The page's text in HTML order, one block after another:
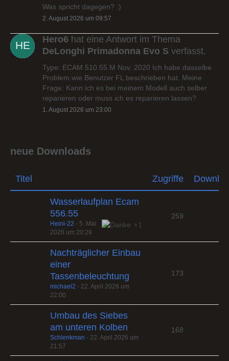
Was spricht dagegen? :)
2. August 2026 um 09:57
Hero6 hat eine Antwort im Thema
DeLonghi Primadonna Evo S verfasst.
Type: ECAM 510.55.M Nov. 2020 Ich habe dasselbe
Problem wie Benutzer FL beschrieben hat. Meine
Frage: Kann ich es bei meinem Modell auch selber
reparieren oder muss ich es reparieren lassen?
1. August 2026 um 23:00
neue Downloads
Titel Zugriffe
Wasserlaufplan Ecam
556.55
1
Heini-22 - 5. Mai
2026 um 20:28
259
Nachträglicher Einbau
einer
Tassenbeleuchtung
michael2 - 22. April 2026 um
22:00
173
Umbau des Siebes
am unteren Kolben
Schlenkman - 22. April 2026 um
21:57
168